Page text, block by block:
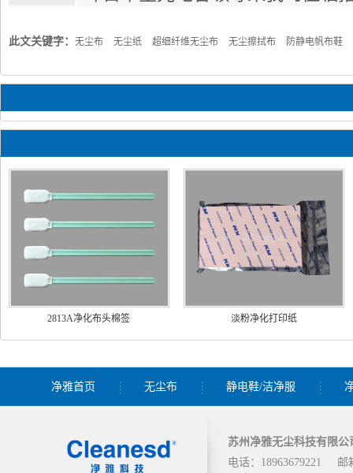
此文关键字： 无尘布 无尘纸 超细纤维无尘布 无尘擦拭布 防静电帆布鞋
2813A净化布头棉签 淡粉净化打印纸
净雅首页 无尘布 静电鞋/洁净服
苏州净雅无尘科技有限公
电话：18963679221
邮